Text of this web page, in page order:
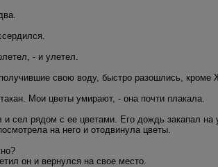
- и улетел.
свою воду, быстро разошлись, кроме
Мои цветы умирают, - она почти плакала.
сел рядом с ее цветами. Его дождь закапал
на него и отодвинула цветы.
он и вернулся на свое место.